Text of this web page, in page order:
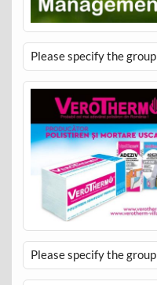
Please specify the group
Please specify the group